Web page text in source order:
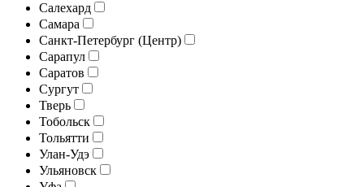
Салехард
Самара
Санкт-Петербург (Центр)
Сарапул
Саратов
Сургут
Тверь
Тобольск
Тольятти
Улан-Удэ
Ульяновск